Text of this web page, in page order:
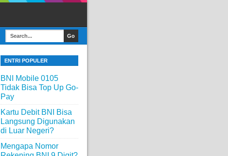
ENTRI POPULER
BNI Mobile 0105
Tidak Bisa Top Up Go-
Pay
Kartu Debit BNI Bisa
Langsung Digunakan
di Luar Negeri?
Mengapa Nomor